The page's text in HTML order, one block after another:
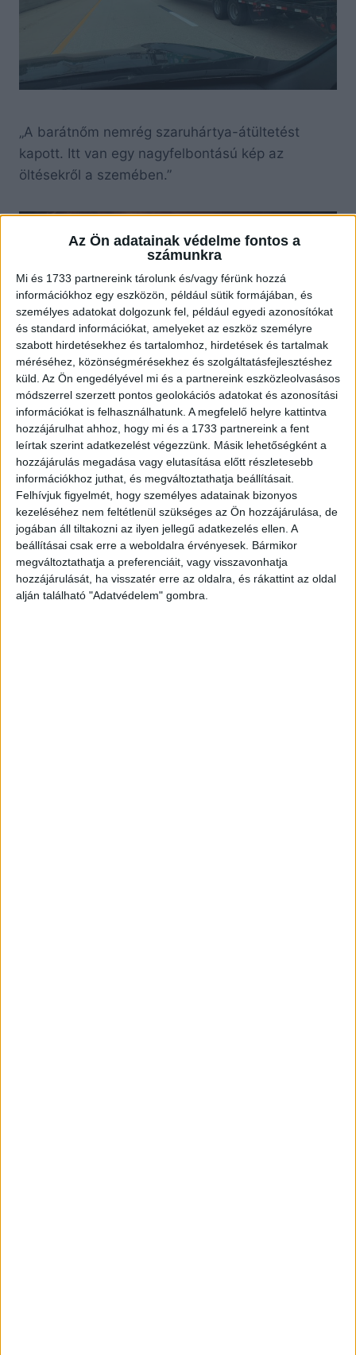
Az Ön adatainak védelme fontos a
számunkra
Mi és 1733 partnereink tárolunk és/vagy férünk hozzá
információkhoz egy eszközön, például sütik formájában, és
személyes adatokat dolgozunk fel, például egyedi azonosítókat
és standard információkat, amelyeket az eszköz személyre
szabott hirdetésekhez és tartalomhoz, hirdetések és tartalmak
méréséhez, közönségmérésekhez és szolgáltatásfejlesztéshez
küld. Az Ön engedélyével mi és a partnereink eszközleolvasásos
módszerrel szerzett pontos geolokációs adatokat és azonosítási
információkat is felhasználhatunk. A megfelelő helyre kattintva
hozzájárulhat ahhoz, hogy mi és a 1733 partnereink a fent
leírtak szerint adatkezelést végezzünk. Másik lehetőségként a
hozzájárulás megadása vagy elutasítása előtt részletesebb
információkhoz juthat, és megváltoztathatja beállításait.
Felhívjuk figyelmét, hogy személyes adatainak bizonyos
kezeléséhez nem feltétlenül szükséges az Ön hozzájárulása, de
jogában áll tiltakozni az ilyen jellegű adatkezelés ellen. A
beállításai csak erre a weboldalra érvényesek. Bármikor
megváltoztathatja a preferenciáit, vagy visszavonhatja
hozzájárulását, ha visszatér erre az oldalra, és rákattint az oldal
alján található "Adatvédelem" gombra.
„A barátnőm nemrég szaruhártya-átültetést
kapott. Itt van egy nagyfelbontású kép az
öltésekről a szemében.”
Ezek a régi kémény-hálózatok, amelyek az egyes
emeletek belső falaihoz vezetnek.